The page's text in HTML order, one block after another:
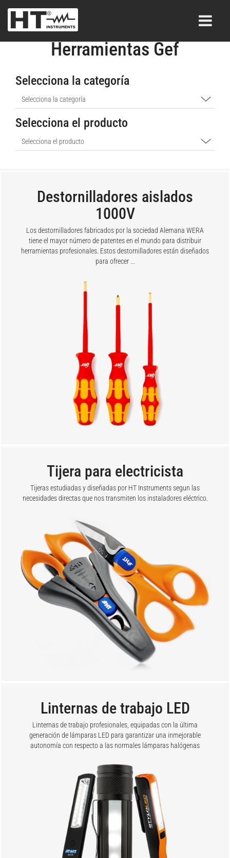
Herramientas Gef
Selecciona la categoría
Selecciona el producto
Destornilladores aislados
1000V
Los destornilladores fabricados por la sociedad Alemana WERA
tiene el mayor número de patentes en el mundo para distribuir
herramientas profesionales. Estos destornilladores están diseñados
para ofrecer ...
Tijera para electricista
Tijeras estudiadas y diseñadas por HT Instruments segun las
necesidades directas que nos transmiten los instaladores eléctrico.
Linternas de trabajo LED
Linternas de trabajo profesionales, equipadas con la última
generación de lámparas LED para garantizar una inmejorable
autonomía con respecto a las normales lámparas halógenas